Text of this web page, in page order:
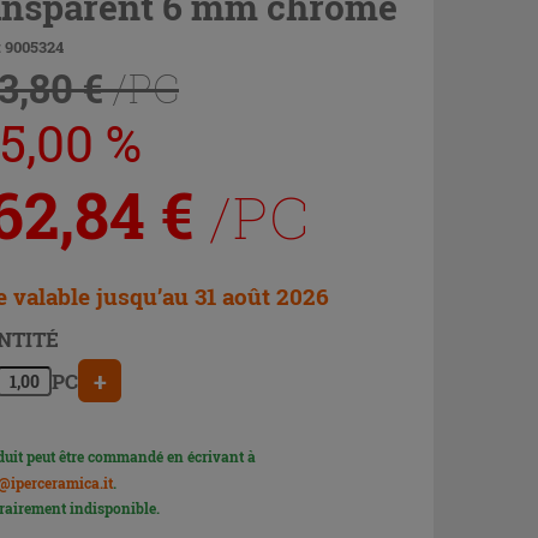
9005324
€/PC
%
€ /PC
valable jusqu’au 31 août 2026
PC +
peut être commandé en écrivant à
.
indisponible.